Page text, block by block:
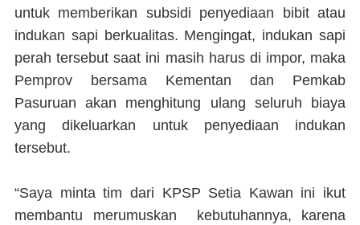
untuk memberikan subsidi penyediaan bibit atau
indukan sapi berkualitas. Mengingat, indukan sapi
perah tersebut saat ini masih harus di impor, maka
Pemprov bersama Kementan dan Pemkab
Pasuruan akan menghitung ulang seluruh biaya
yang dikeluarkan untuk penyediaan indukan
tersebut.
“Saya minta tim dari KPSP Setia Kawan ini ikut
membantu merumuskan kebutuhannya, karena